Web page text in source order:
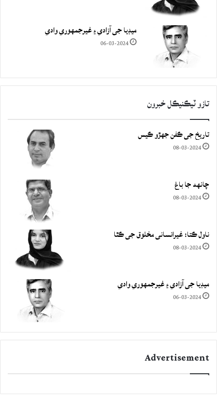
ميڊيا جي آزادي ۽ غيرجمھوري وادي
06-03-2024
تازو ٽيڪنيڪل خبرون
تاريخ جي ڪفن جھڙو ڪيس
08-03-2024
چانهه جا باغ
08-03-2024
ناول ڪتا: غيرانساني مخلوق جي ڪٿا
08-03-2024
ميڊيا جي آزادي ۽ غيرجمھوري وادي
06-03-2024
Advertisement